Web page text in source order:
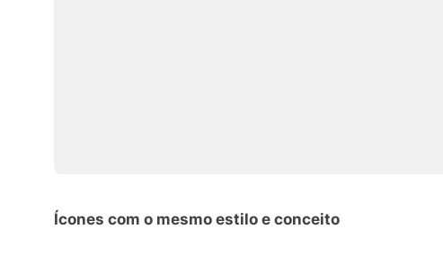
Ícones com o mesmo estilo e conceito